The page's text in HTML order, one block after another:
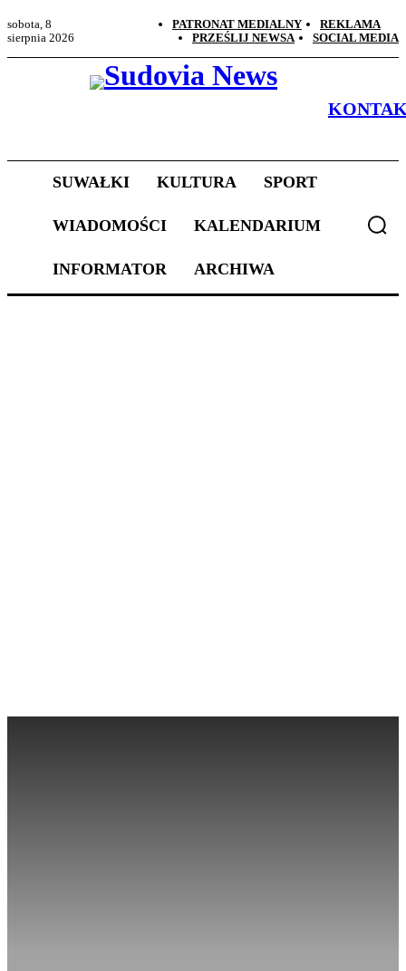
sobota, 8
sierpnia 2026
PATRONAT MEDIALNY
REKLAMA
PRZEŚLIJ NEWSA
SOCIAL MEDIA
SUWAŁKI KULTURA SPORT
WIADOMOŚCI KALENDARIUM
INFORMATOR ARCHIWA